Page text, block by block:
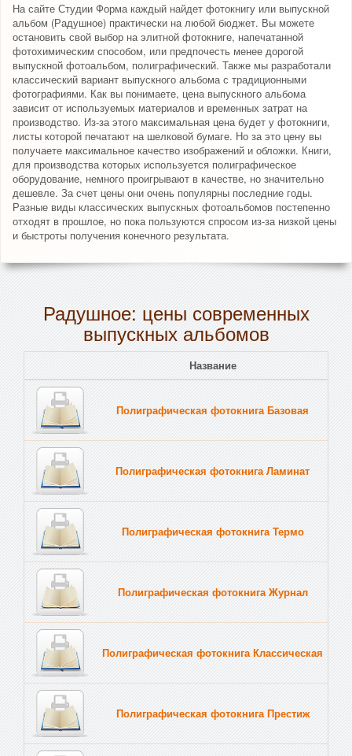
На сайте Студии Форма каждый найдет фотокнигу или выпускной
альбом (Радушное) практически на любой бюджет. Вы можете
остановить свой выбор на элитной фотокниге, напечатанной
фотохимическим способом, или предпочесть менее дорогой
выпускной фотоальбом, полиграфический. Также мы разработали
классический вариант выпускного альбома с традиционными
фотографиями. Как вы понимаете, цена выпускного альбома
зависит от используемых материалов и временных затрат на
производство. Из-за этого максимальная цена будет у фотокниги,
листы которой печатают на шелковой бумаге. Но за это цену вы
получаете максимальное качество изображений и обложки. Книги,
для производства которых используется полиграфическое
оборудование, немного проигрывают в качестве, но значительно
дешевле. За счет цены они очень популярны последние годы.
Разные виды классических выпускных фотоальбомов постепенно
отходят в прошлое, но пока пользуются спросом из-за низкой цены
и быстроты получения конечного результата.
Радушное: цены современных
выпускных альбомов
Название
Полиграфическая фотокнига Базовая
Полиграфическая фотокнига Ламинат
Полиграфическая фотокнига Термо
Полиграфическая фотокнига Журнал
Полиграфическая фотокнига Классическая
Полиграфическая фотокнига Престиж